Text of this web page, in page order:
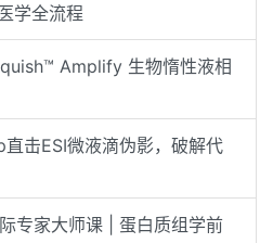
学全流程
Amplify 生物惰性液相
击ESI微液滴伪影，破解代
专家大师课 | 蛋白质组学前